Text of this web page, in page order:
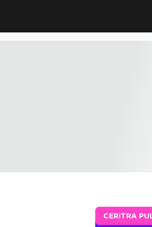
CERITRA